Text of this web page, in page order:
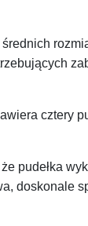
cztery
pudełka
doskonale